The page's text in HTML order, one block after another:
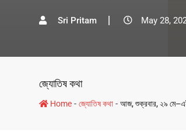
Sri Pritam May 28,
জ্যোতিষ কথা
Home - জ্যোতিষ কথা - আজ, শুক্রবার, ২৯